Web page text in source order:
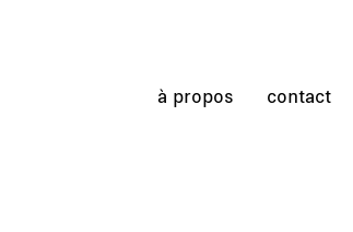
à propos contact